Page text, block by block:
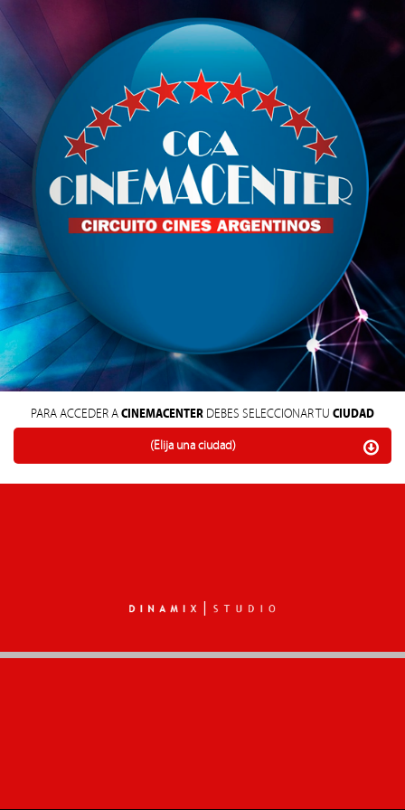
PARA ACCEDER ACINEMACENTER DEBES SELECCIONAR TU CIUDAD
(Elija una ciudad)